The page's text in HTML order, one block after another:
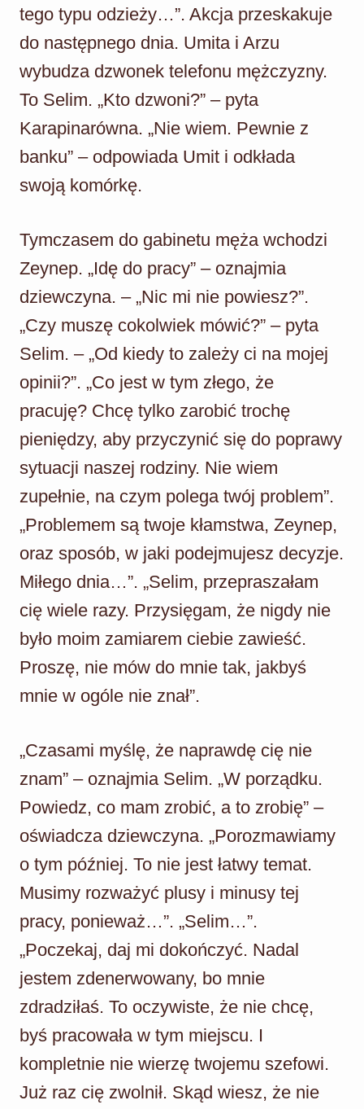
tego typu odzieży…”. Akcja przeskakuje
do następnego dnia. Umita i Arzu
wybudza dzwonek telefonu mężczyzny.
To Selim. „Kto dzwoni?” – pyta
Karapinarówna. „Nie wiem. Pewnie z
banku” – odpowiada Umit i odkłada
swoją komórkę.
Tymczasem do gabinetu męża wchodzi
Zeynep. „Idę do pracy” – oznajmia
dziewczyna. – „Nic mi nie powiesz?”.
„Czy muszę cokolwiek mówić?” – pyta
Selim. – „Od kiedy to zależy ci na mojej
opinii?”. „Co jest w tym złego, że
pracuję? Chcę tylko zarobić trochę
pieniędzy, aby przyczynić się do poprawy
sytuacji naszej rodziny. Nie wiem
zupełnie, na czym polega twój problem”.
„Problemem są twoje kłamstwa, Zeynep,
oraz sposób, w jaki podejmujesz decyzje.
Miłego dnia…”. „Selim, przepraszałam
cię wiele razy. Przysięgam, że nigdy nie
było moim zamiarem ciebie zawieść.
Proszę, nie mów do mnie tak, jakbyś
mnie w ogóle nie znał”.
„Czasami myślę, że naprawdę cię nie
znam” – oznajmia Selim. „W porządku.
Powiedz, co mam zrobić, a to zrobię” –
oświadcza dziewczyna. „Porozmawiamy
o tym później. To nie jest łatwy temat.
Musimy rozważyć plusy i minusy tej
pracy, ponieważ…”. „Selim…”.
„Poczekaj, daj mi dokończyć. Nadal
jestem zdenerwowany, bo mnie
zdradziłaś. To oczywiste, że nie chcę,
byś pracowała w tym miejscu. I
kompletnie nie wierzę twojemu szefowi.
Już raz cię zwolnił. Skąd wiesz, że nie